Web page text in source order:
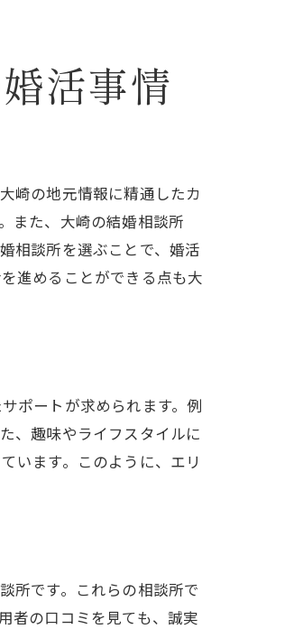
活事情
崎の地元情報に精通したカ
また、大崎の結婚相談所
相談所を選ぶことで、婚活
進めることができる点も大
ポートが求められます。例
、趣味やライフスタイルに
います。このように、エリ
所です。これらの相談所で
者の口コミを見ても、誠実